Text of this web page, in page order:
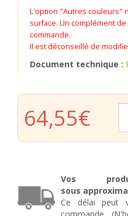
L'option "Autres couleurs"
surface. Un complément
commande.
Il est déconseillé de
Document technique :
64,55€
de
fer
Vos
sous
Ce délai peut